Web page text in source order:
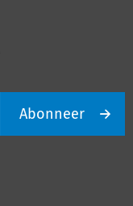
Abonneer